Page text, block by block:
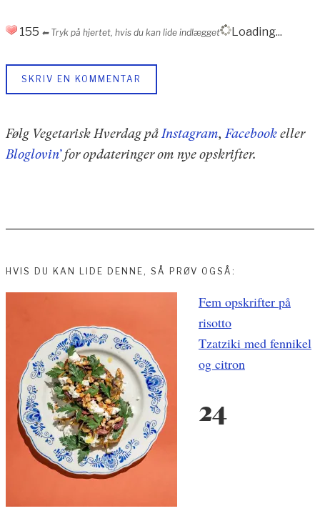
155 ⬅︎ Tryk på hjertet, hvis du kan lide indlægget Loading...
SKRIV EN KOMMENTAR
Følg Vegetarisk Hverdag på Instagram, Facebookeller
Bloglovin’for opdateringer om nye opskrifter.
HVIS DU KAN LIDE DENNE, SÅ PRØV OGSÅ:
IndlægsnavigationFem opskrifter på
risotto
Tzatziki med fennikel
og citron
24